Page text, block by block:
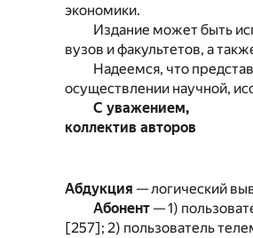
экономики.
Издание может быть
вузов и факультетов, а
Надеемся, что
осуществлении научной,
С уважением,
коллектив авторов
Абдукция — логический
Абонент — 1)
[257]; 2) пользователь